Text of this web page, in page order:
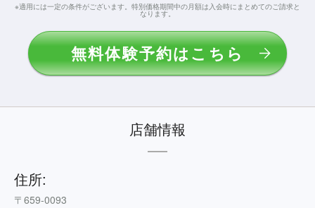
※適用には一定の条件がございます。特別価格期間中の月額は入会時にまとめてのご請求と
なります。
無料体験予約はこちら
店舗情報
住所:
〒659-0093